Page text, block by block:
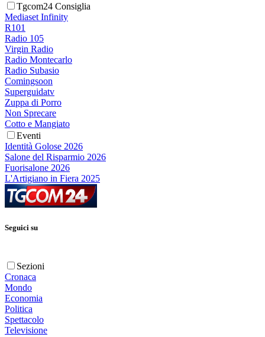
Tgcom24 Consiglia
Mediaset Infinity
R101
Radio 105
Virgin Radio
Radio Montecarlo
Radio Subasio
Comingsoon
Superguidatv
Zuppa di Porro
Non Sprecare
Cotto e Mangiato
Eventi
Identità Golose 2026
Salone del Risparmio 2026
Fuorisalone 2026
L'Artigiano in Fiera 2025
Seguici su
Sezioni
Cronaca
Mondo
Economia
Politica
Spettacolo
Televisione